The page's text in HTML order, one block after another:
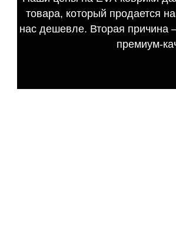
товара, который продается
нас дешевле. Вторая причина
премиум-